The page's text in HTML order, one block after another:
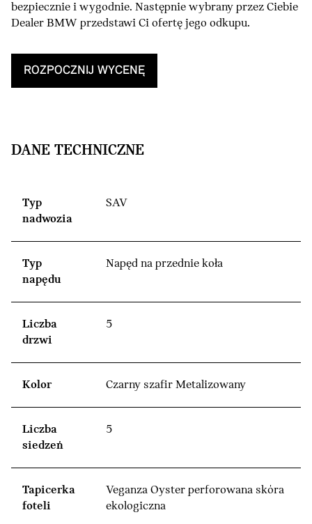
bezpiecznie i wygodnie. Następnie wybrany przez Ciebie
Dealer BMW przedstawi Ci ofertę jego odkupu.
ROZPOCZNIJ WYCENĘ
DANE TECHNICZNE
Typ
nadwozia
SAV
Typ
napędu
Napęd na przednie koła
Liczba
drzwi
5
Kolor Czarny szafir Metalizowany
Liczba
siedzeń
5
Tapicerka
foteli
Veganza Oyster perforowana skóra
ekologiczna